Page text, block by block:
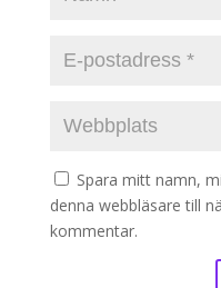
Spara mitt namn,
denna webbläsare till
kommentar.